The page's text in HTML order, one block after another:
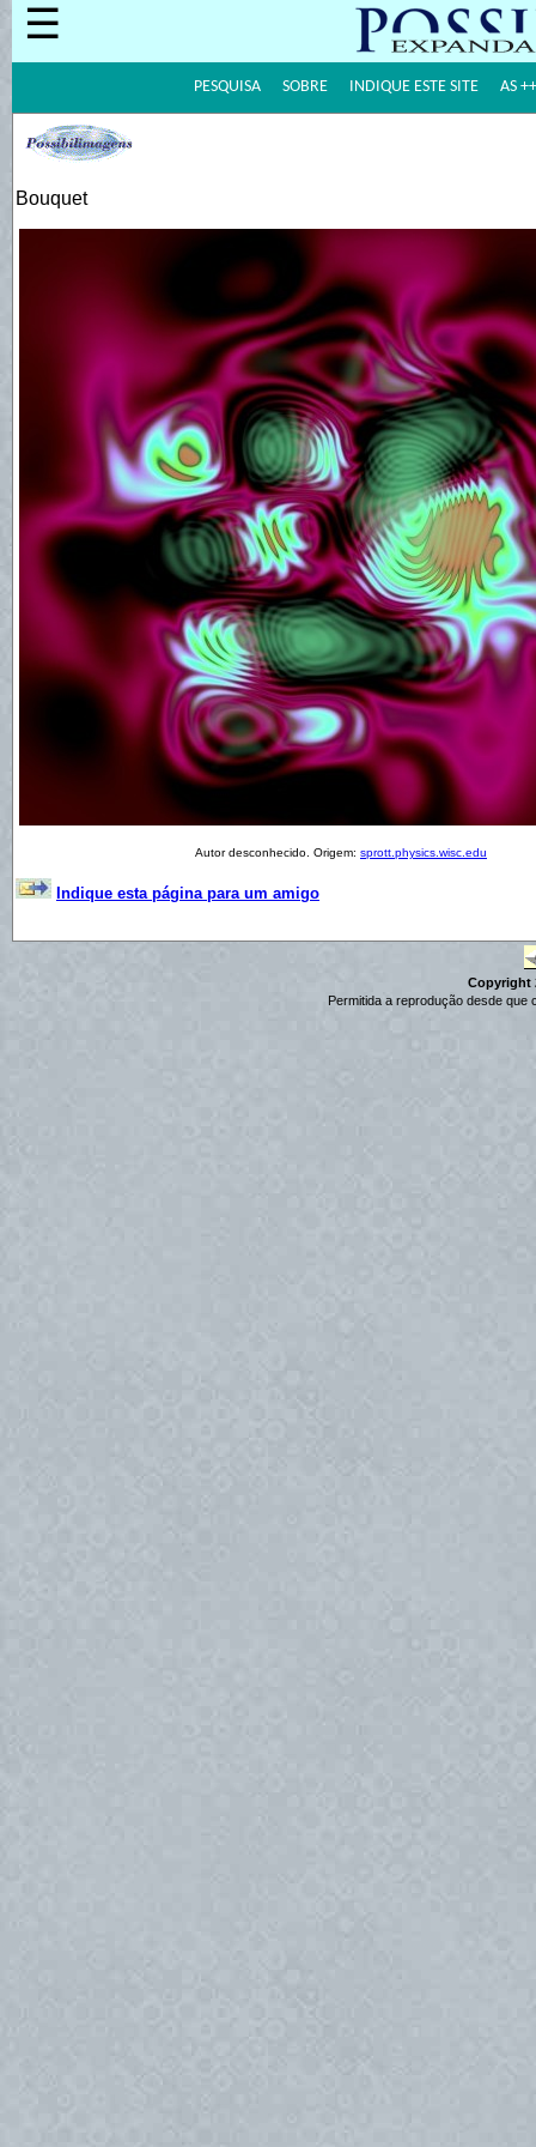
☰
PESQUISA SOBRE INDIQUE ESTE SITE AS ++
Bouquet
Autor desconhecido. Origem: sprott.physics.wisc.edu
Indique esta página para um amigo
Copyright
Permitida a reprodução desde que